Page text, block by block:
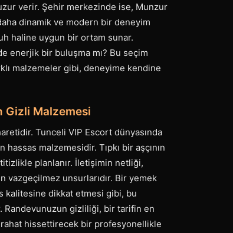
verir. Şehir merkezinde ise, Munzur
dinamik ve modern bir deneyim
haline uygun bir ortam sunar.
enerjik bir buluşma mı? Bu seçim
malzemeler gibi, deneyime kendine
Gizli Malzemesi
Tunceli VIP Escort dünyasında
malzemesidir. Tıpkı bir aşçının
planlanır. İletişimin netliği,
vazgeçilmez unsurlarıdır. Bir yemek
kalitesine dikkat etmesi gibi, bu
gizliliği, bir tarifin en
rahat hissettirecek bir profesyonellikle